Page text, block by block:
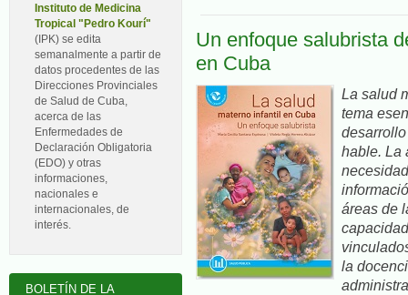
Un enfoque salubrista
en Cuba
La salud
tema
hable. La
áreas de
la
Instituto de Medicina
Tropical "Pedro Kourí"
(IPK) se edita
semanalmente a partir de
datos procedentes de las
Direcciones Provinciales
de Salud de Cuba,
acerca de las
Enfermedades de
Declaración Obligatoria
(EDO) y otras
informaciones,
nacionales e
internacionales, de
interés.
BOLETÍN DE LA